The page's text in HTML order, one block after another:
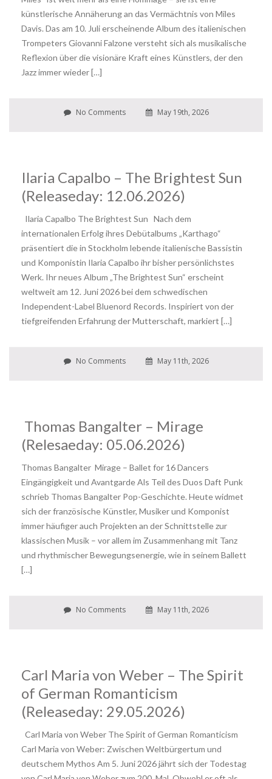
künstlerische Annäherung an das Vermächtnis von Miles
Davis. Das am 10. Juli erscheinende Album des italienischen
Trompeters Giovanni Falzone versteht sich als musikalische
Reflexion über die visionäre Kraft eines Künstlers, der den
Jazz immer wieder […]
No Comments May 19th, 2026
Ilaria Capalbo – The Brightest Sun
(Releaseday: 12.06.2026)
Ilaria Capalbo The Brightest Sun Nach dem
internationalen Erfolg ihres Debütalbums „Karthago“
präsentiert die in Stockholm lebende italienische Bassistin
und Komponistin Ilaria Capalbo ihr bisher persönlichstes
Werk. Ihr neues Album „The Brightest Sun“ erscheint
weltweit am 12. Juni 2026 bei dem schwedischen
Independent-Label Bluenord Records. Inspiriert von der
tiefgreifenden Erfahrung der Mutterschaft, markiert […]
No Comments May 11th, 2026
Thomas Bangalter – Mirage
(Relesaeday: 05.06.2026)
Thomas Bangalter Mirage – Ballet for 16 Dancers
Eingängigkeit und Avantgarde Als Teil des Duos Daft Punk
schrieb Thomas Bangalter Pop-Geschichte. Heute widmet
sich der französische Künstler, Musiker und Komponist
immer häufiger auch Projekten an der Schnittstelle zur
klassischen Musik – vor allem im Zusammenhang mit Tanz
und rhythmischer Bewegungsenergie, wie in seinem Ballett
[…]
No Comments May 11th, 2026
Carl Maria von Weber – The Spirit
of German Romanticism
(Releaseday: 29.05.2026)
Carl Maria von Weber The Spirit of German Romanticism
Carl Maria von Weber: Zwischen Weltbürgertum und
deutschem Mythos Am 5. Juni 2026 jährt sich der Todestag